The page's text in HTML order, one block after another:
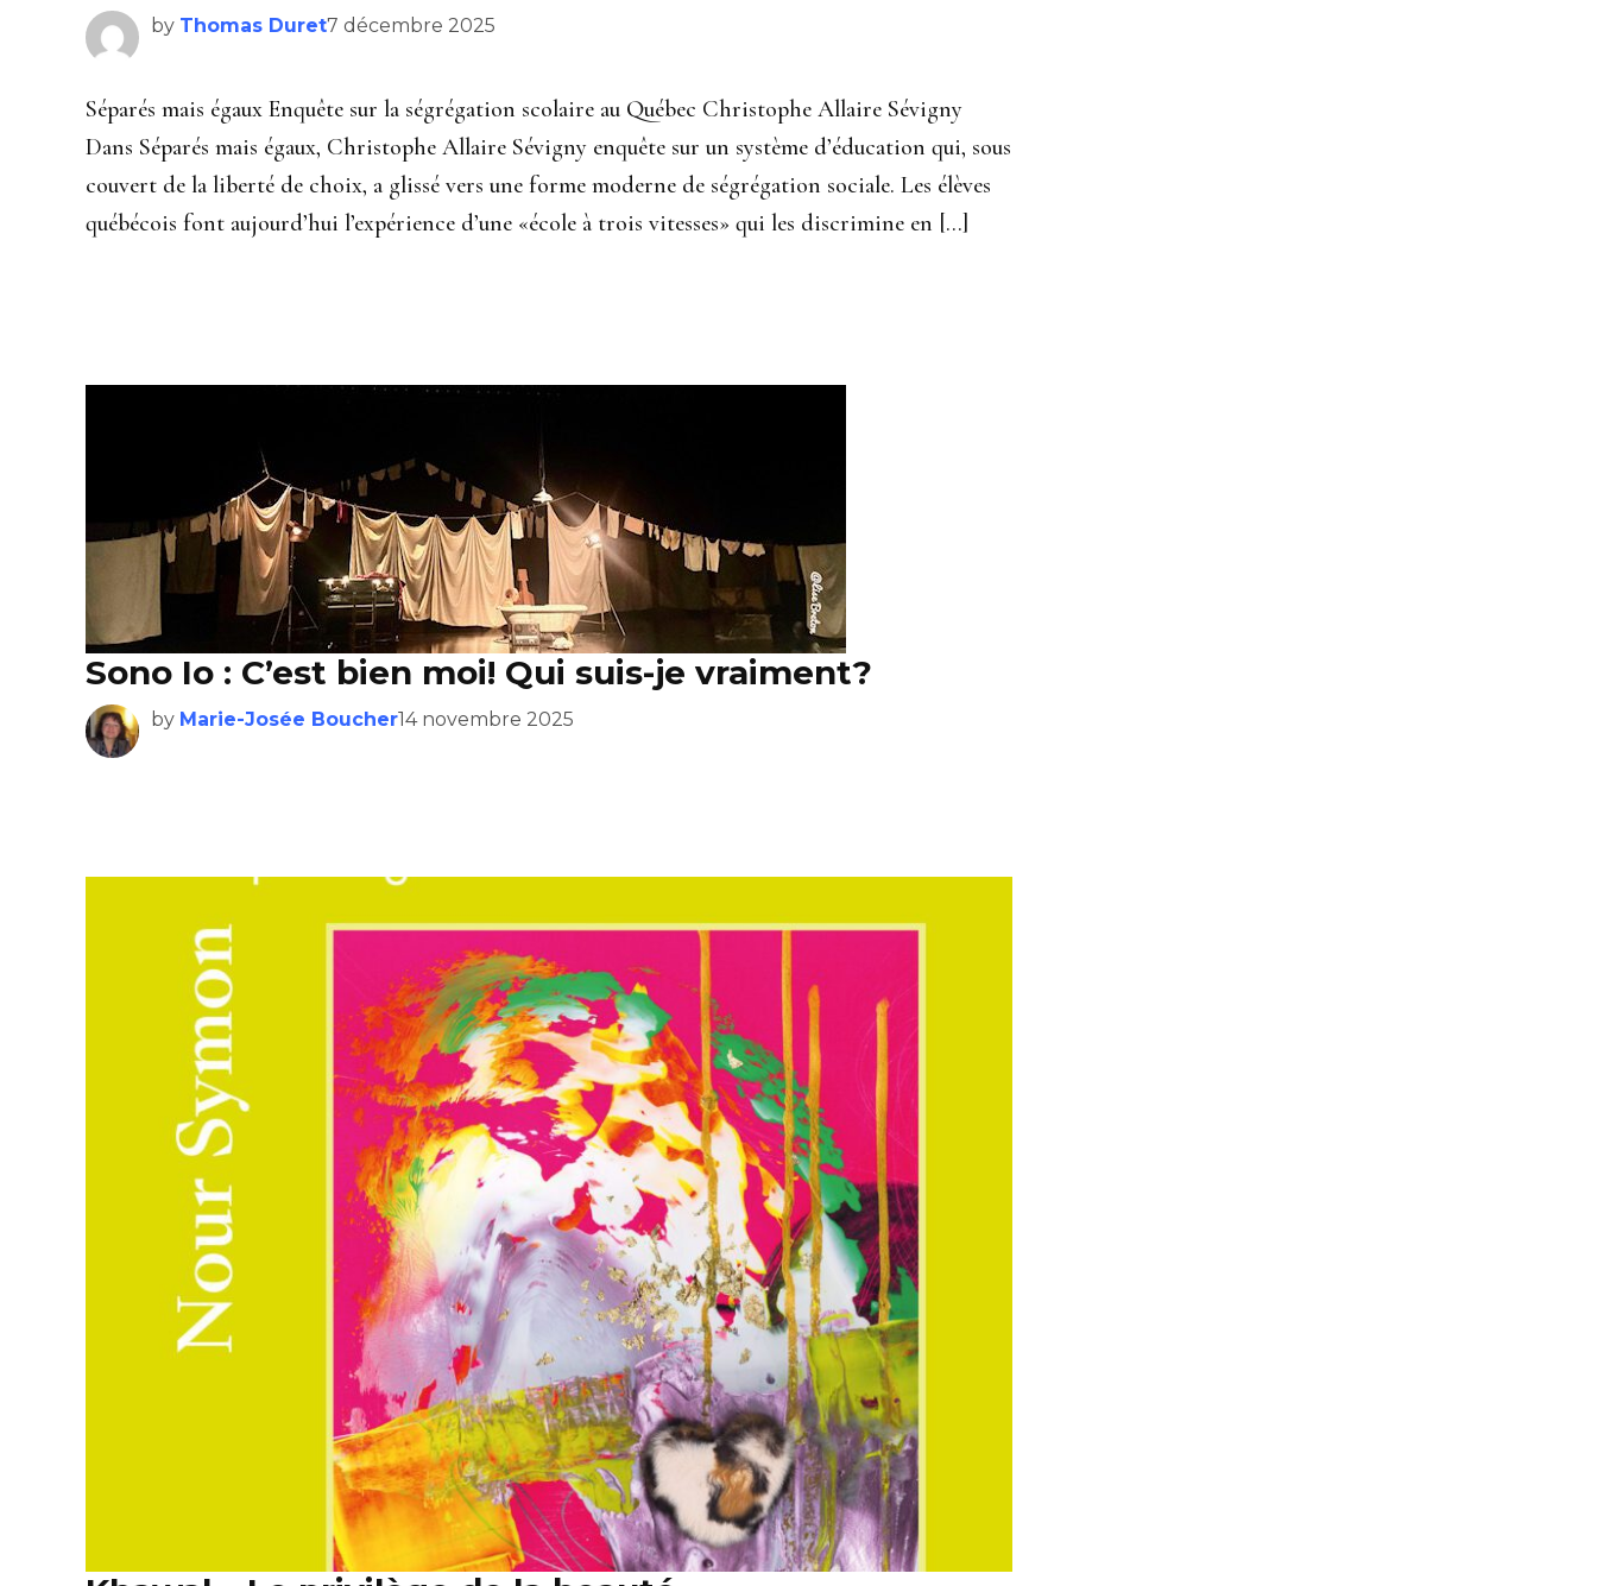
by Thomas Duret7 décembre 2025
Séparés mais égaux Enquête sur la ségrégation scolaire au Québec Christophe Allaire Sévigny
Dans Séparés mais égaux, Christophe Allaire Sévigny enquête sur un système d’éducation qui, sous
couvert de la liberté de choix, a glissé vers une forme moderne de ségrégation sociale. Les élèves
québécois font aujourd’hui l’expérience d’une «école à trois vitesses» qui les discrimine en […]
Sono Io : C’est bien moi! Qui suis-je vraiment?
by Marie-Josée Boucher14 novembre 2025